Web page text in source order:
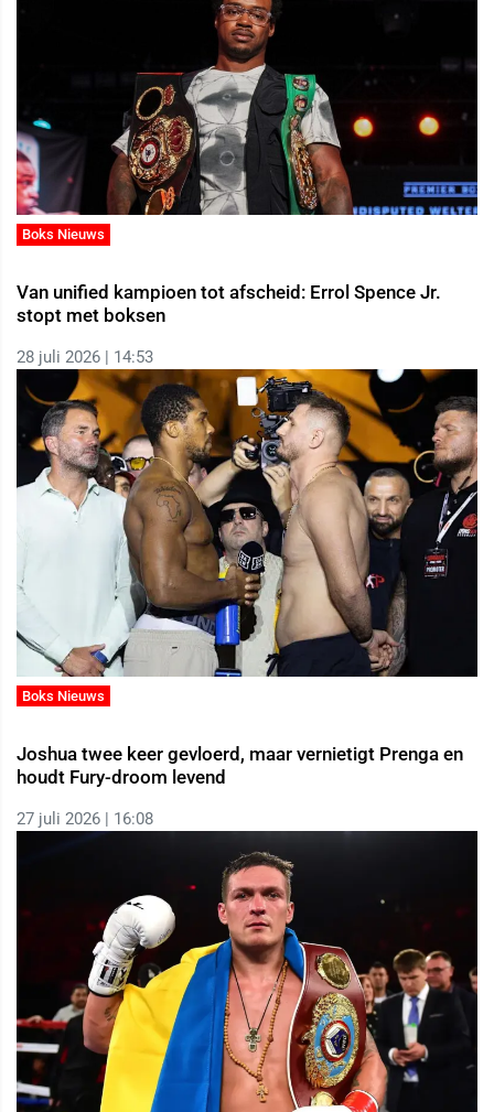
Boks Nieuws
Van unified kampioen tot afscheid: Errol Spence Jr.
stopt met boksen
28 juli 2026 | 14:53
Boks Nieuws
Joshua twee keer gevloerd, maar vernietigt Prenga en
houdt Fury-droom levend
27 juli 2026 | 16:08